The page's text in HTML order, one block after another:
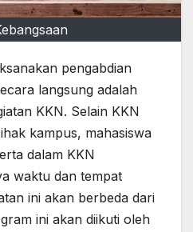
pengabdian
langsung adalah
KKN. Selain KKN
kampus, mahasiswa
dalam KKN
waktu dan tempat
ini akan berbeda dari
ini akan diikuti oleh